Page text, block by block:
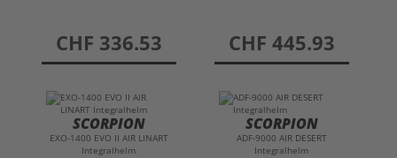
preis
CHF 336.53 preis
CHF 445.93
SCORPION
EXO-1400 EVO II AIR LINART
Integralhelm
SCORPION
ADF-9000 AIR DESERT
Integralhelm